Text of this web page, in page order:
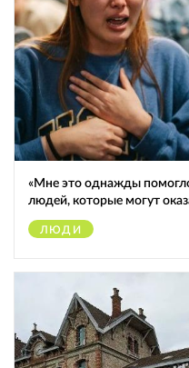
«Мне это однажды
людей, которые могут
ЛЮДИ